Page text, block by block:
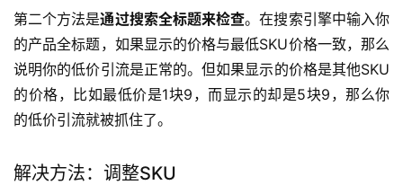
第二个方法是通过搜索全标题来检查。在搜索引擎中输入你
的产品全标题，如果显示的价格与最低SKU价格一致，那么
说明你的低价引流是正常的。但如果显示的价格是其他SKU
的价格，比如最低价是1块9，而显示的却是5块9，那么你
的低价引流就被抓住了。
解决方法：调整SKU